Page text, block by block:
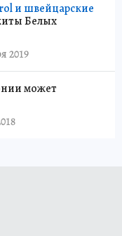
и швейцарские
Белых
2019
может